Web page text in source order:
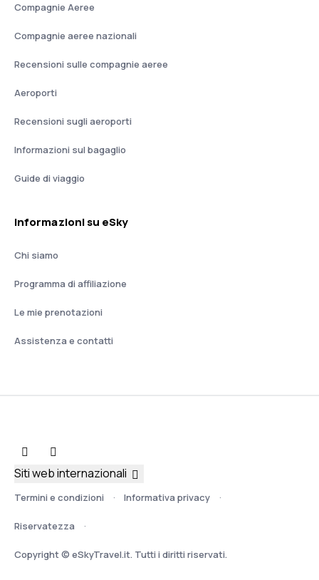
Compagnie Aeree
Compagnie aeree nazionali
Recensioni sulle compagnie aeree
Aeroporti
Recensioni sugli aeroporti
Informazioni sul bagaglio
Guide di viaggio
Informazioni su eSky
Chi siamo
Programma di affiliazione
Le mie prenotazioni
Assistenza e contatti
Termini e condizioni Informativa privacy
Riservatezza
Copyright © eSkyTravel.it. Tutti i diritti riservati.
Siti web internazionali